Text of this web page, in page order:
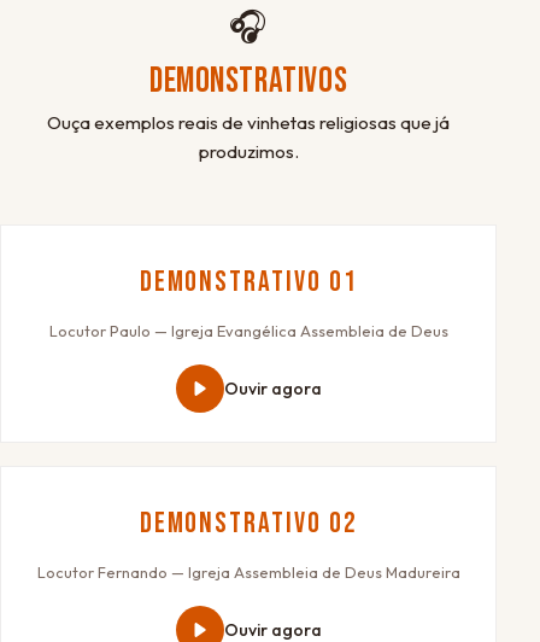
🎧
DEMONSTRATIVOS
Ouça exemplos reais de vinhetas religiosas que já
produzimos.
Demonstrativo 01
Locutor Paulo — Igreja Evangélica Assembleia de Deus
Ouvir agora
Demonstrativo 02
Locutor Fernando — Igreja Assembleia de Deus Madureira
Ouvir agora